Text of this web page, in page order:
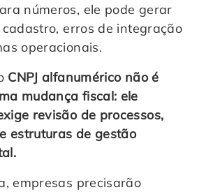
números, ele pode gerar
erros de integração
operacionais.
CNPJ alfanumérico não é
mudança fiscal: ele
revisão de processos,
estruturas de gestão
empresas precisarão